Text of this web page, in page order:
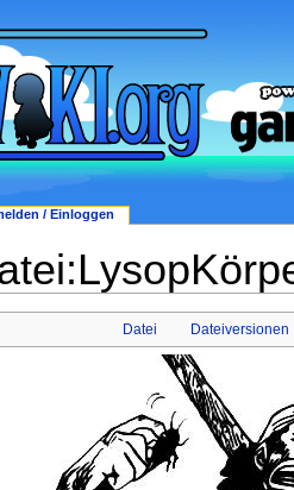
Datei Dateiversionen
/ Einloggen